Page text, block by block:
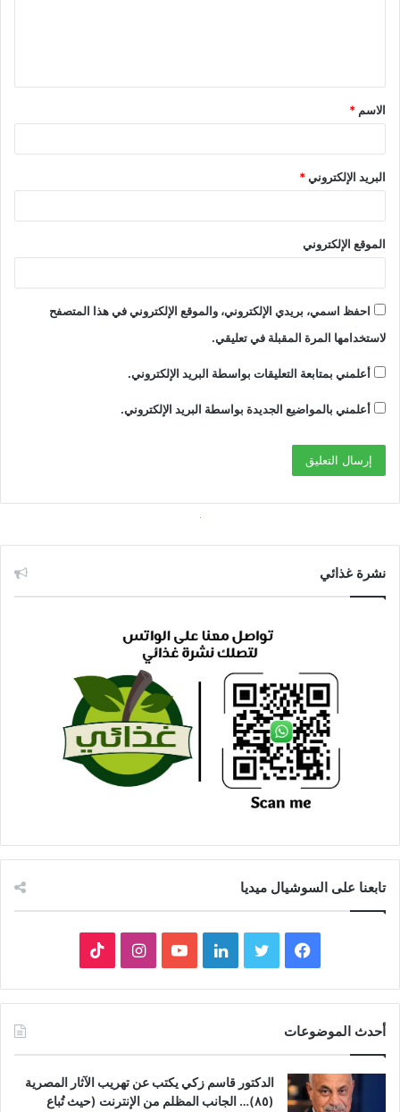
ق
*
الاسم *
البريد الإلكتروني*
الموقع الإلكتروني
احفظ اسمي، بريدي الإلكتروني، والموقع الإلكتروني في هذا المتصفح
لاستخدامها المرة المقبلة في تعليقي.
أعلمني بمتابعة التعليقات بواسطة البريد الإلكتروني.
أعلمني بالمواضيع الجديدة بواسطة البريد الإلكتروني.
نشرة غذائي
تابعنا على السوشيال ميديا
فيسبوك تويتر لينكدإنيوتيوبانستقرام
أحدث الموضوعات
الدكتور قاسم زكي يكتب عن تهريب الآثار المصرية
(٨٥)… الجانب المظلم من الإنترنت (حيث تُباع